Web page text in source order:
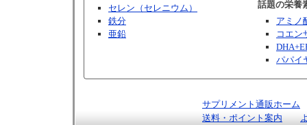
セレン（セレニウム）
鉄分
亜鉛
話題の栄養
アミノ
コエン
パパイ
サプリメント通販ホーム
送料・ポイント案内